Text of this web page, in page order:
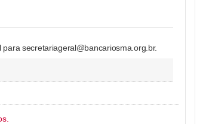
secretariageral@bancariosma.org.br.